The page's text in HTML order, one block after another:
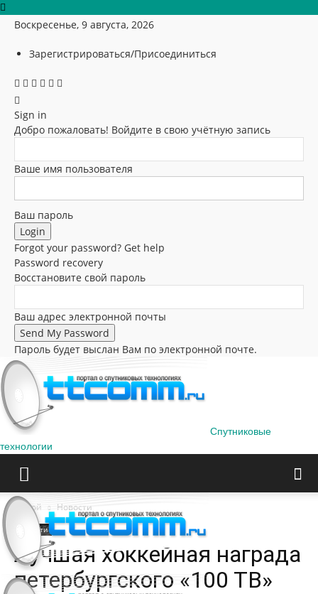
Воскресенье, 9 августа, 2026
Зарегистрироваться/Присоединиться
Sign in
Добро пожаловать! Войдите в свою учётную запись
Ваше имя пользователя
Ваш пароль
Forgot your password? Get help
Password recovery
Восстановите свой пароль
Ваш адрес электронной почты
Пароль будет выслан Вам по электронной почте.
Спутниковые
технологии
Домой Новости
Новости
Лучшая хоккейная награда
петербургского «100 ТВ»